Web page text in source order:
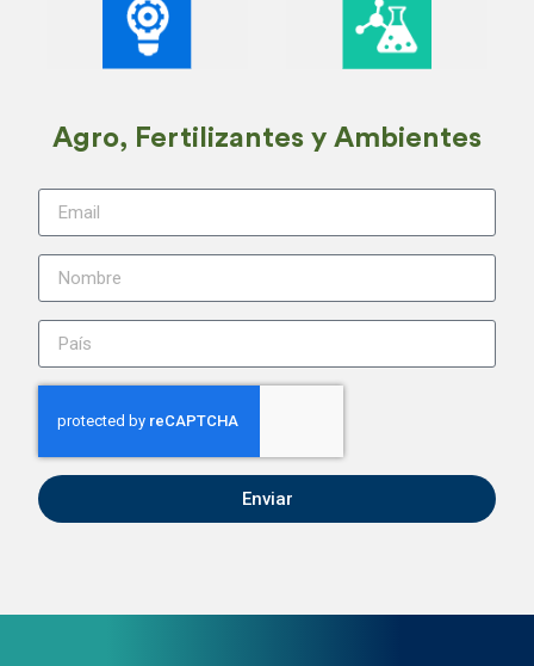
Agro, Fertilizantes y Ambientes
Enviar